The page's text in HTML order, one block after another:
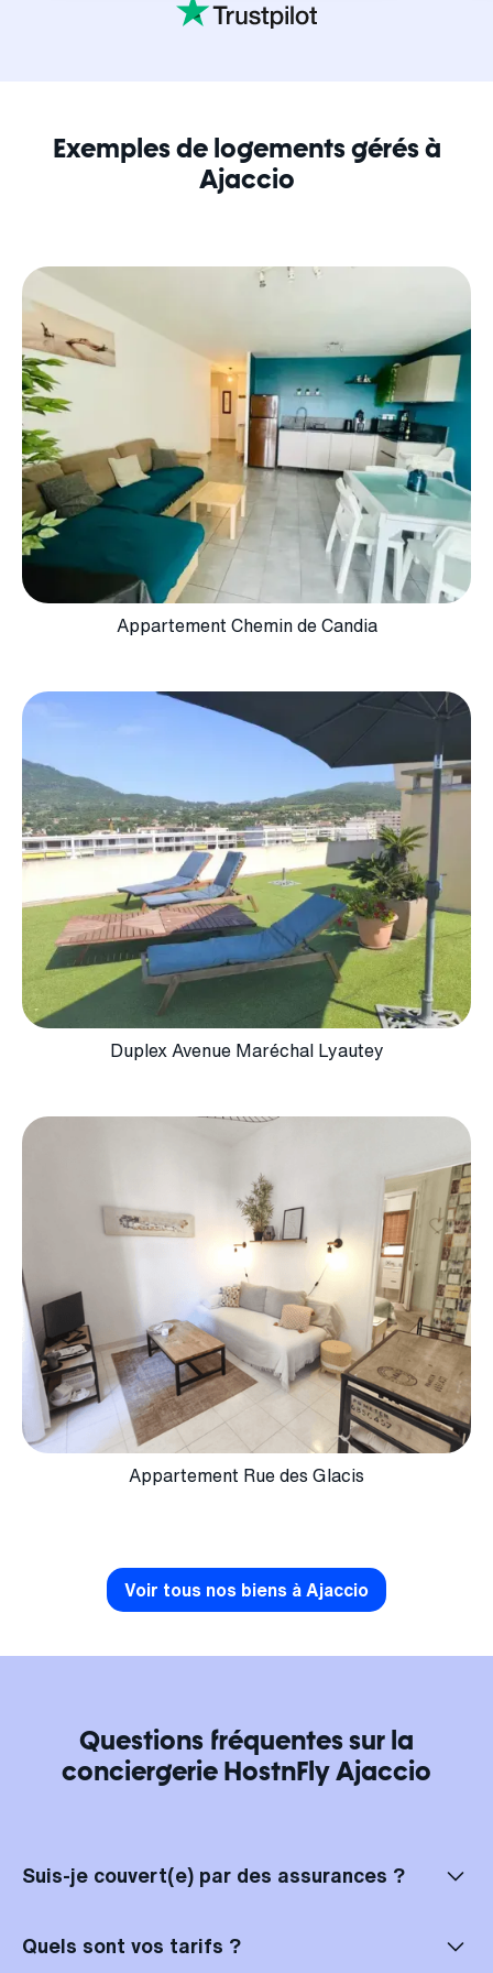
Exemples de logements gérés à
Ajaccio
Appartement Chemin de Candia
Duplex Avenue Maréchal Lyautey
Appartement Rue des Glacis
Voir tous nos biens à Ajaccio
Questions fréquentes sur la
conciergerie HostnFly Ajaccio
Suis-je couvert(e) par des assurances ?
HostnFly Ajaccio, vous bénéficiez d'une double couverture. En cas de
problème, vous êtes d'abord couvert(e) par les assurances des
Quels sont vos tarifs ?